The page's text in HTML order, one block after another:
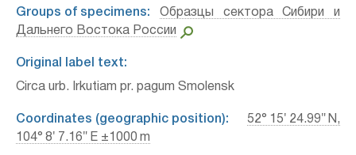
Groups of specimens:
Образцы сектора Сибири и
Дальнего Востока России
Original label text:
Circa urb. Irkutiam pr. pagum Smolensk
Coordinates (geographic position):
52° 15′ 24.99″ N,
104° 8′ 7.16″ E ±1000 m